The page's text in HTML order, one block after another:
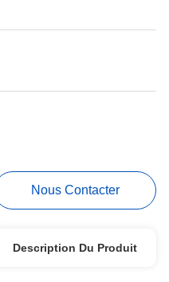
Nous Contacter
Description Du Produit